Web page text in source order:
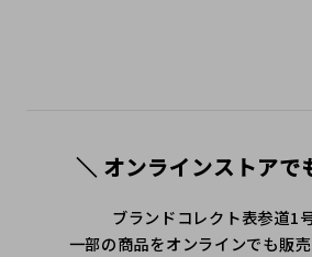
＼ オンラインストアで
ブランドコレクト表参道1
一部の商品をオンラインでも販売